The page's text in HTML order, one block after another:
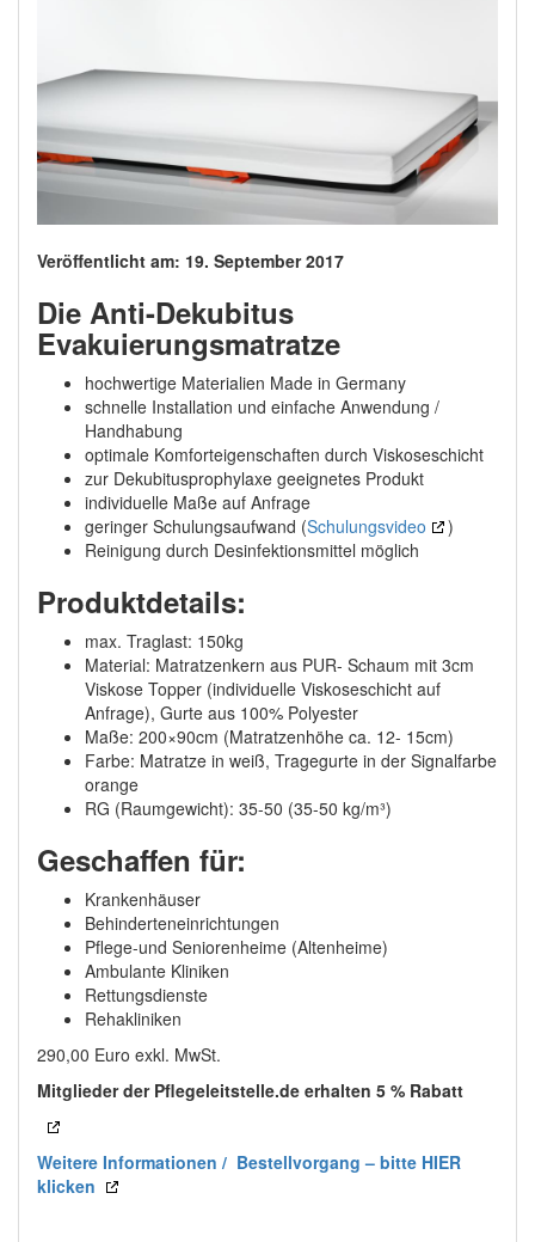
Veröffentlicht am: 19. September 2017
Die Anti-Dekubitus
Evakuierungsmatratze
hochwertige Materialien Made in Germany
schnelle Installation und einfache Anwendung /
Handhabung
optimale Komforteigenschaften durch Viskoseschicht
zur Dekubitusprophylaxe geeignetes Produkt
individuelle Maße auf Anfrage
geringer Schulungsaufwand (Schulungsvideo
)
Reinigung durch Desinfektionsmittel möglich
Produktdetails:
max. Traglast: 150kg
Material: Matratzenkern aus PUR- Schaum mit 3cm
Viskose Topper (individuelle Viskoseschicht auf
Anfrage), Gurte aus 100% Polyester
Maße: 200×90cm (Matratzenhöhe ca. 12- 15cm)
Farbe: Matratze in weiß, Tragegurte in der Signalfarbe
orange
RG (Raumgewicht): 35-50 (35-50 kg/m³)
Geschaffen für:
Krankenhäuser
Behinderteneinrichtungen
Pflege-und Seniorenheime (Altenheime)
Ambulante Kliniken
Rettungsdienste
Rehakliniken
290,00 Euro exkl. MwSt.
Mitglieder der Pflegeleitstelle.de erhalten 5 % Rabatt
Weitere Informationen / Bestellvorgang – bitte HIER
klicken